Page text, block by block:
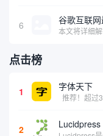
6 谷歌互联
点击榜
1 字体天下
推荐！超过
2 Lucidpress